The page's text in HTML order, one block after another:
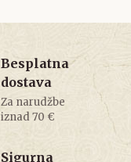
Besplatna
dostava
Za narudžbe
iznad 70 €
Sigurna